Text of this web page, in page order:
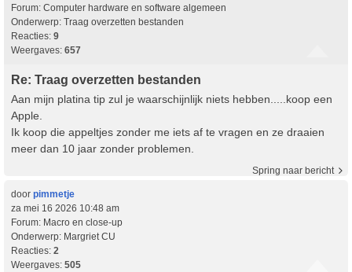
Forum: Computer hardware en software algemeen
Onderwerp: Traag overzetten bestanden
Reacties: 9
Weergaves: 657
Re: Traag overzetten bestanden
Aan mijn platina tip zul je waarschijnlijk niets hebben.....koop een
Apple.
Ik koop die appeltjes zonder me iets af te vragen en ze draaien
meer dan 10 jaar zonder problemen.
Spring naar bericht
door pimmetje
za mei 16 2026 10:48 am
Forum: Macro en close-up
Onderwerp: Margriet CU
Reacties: 2
Weergaves: 505